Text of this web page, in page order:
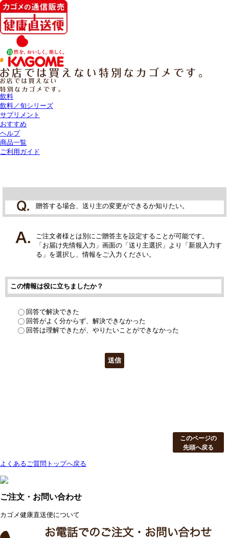
飲料
飲料／旬シリーズ
サプリメント
おすすめ
ヘルプ
商品一覧
ご利用ガイド
贈答する場合、送り主の変更ができるか知りたい。
ご注文者様とは別にご贈答主を設定することが可能です。
「お届け先情報入力」画面の「送り主選択」より「新規入力す
る」を選択し、情報をご入力ください。
この情報は役に立ちましたか？
回答で解決できた
回答がよく分からず、解決できなかった
回答は理解できたが、やりたいことができなかった
このページの
先頭へ戻る
よくあるご質問トップへ戻る
ご注文・お問い合わせ
カゴメ健康直送便について